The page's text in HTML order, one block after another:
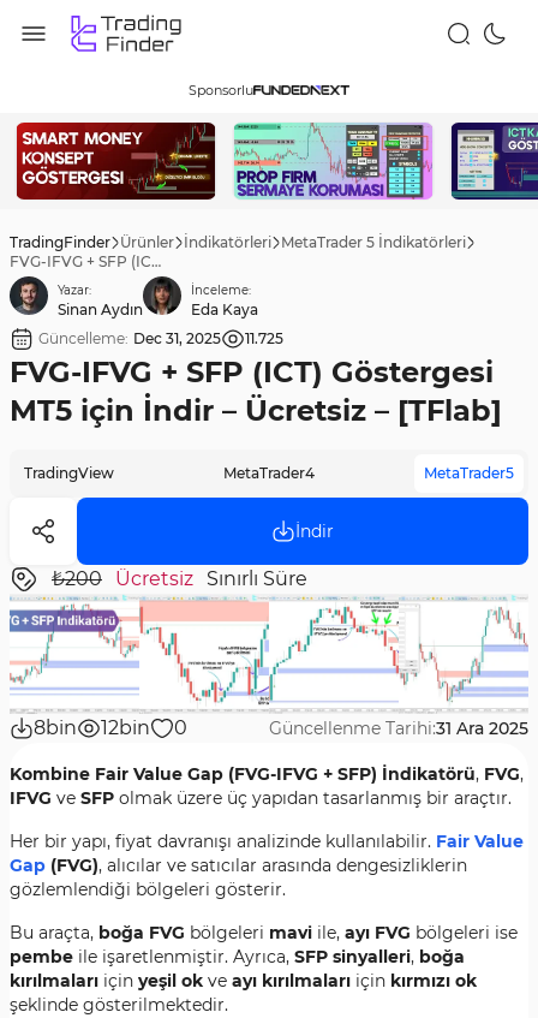
Sponsorlu
TradingFinder Ürünler İndikatörleri MetaTrader 5 İndikatörleri
FVG-IFVG + SFP (ICT) Göstergesi MT5 için İndir – Ücretsiz – [TFlab]
Yazar:
Sinan Aydın
İnceleme:
Eda Kaya
Güncelleme: Dec 31, 2025 11.725
FVG-IFVG + SFP (ICT) Göstergesi
MT5 için İndir – Ücretsiz – [TFlab]
TradingView MetaTrader4 MetaTrader5
İndir
₺200 Ücretsiz Sınırlı Süre
8bin 12bin 0 Güncellenme Tarihi:31 Ara 2025
Kombine Fair Value Gap (FVG-IFVG + SFP) İndikatörü, FVG,
IFVG ve SFP olmak üzere üç yapıdan tasarlanmış bir araçtır.
Her bir yapı, fiyat davranışı analizinde kullanılabilir. Fair Value
Gap (FVG), alıcılar ve satıcılar arasında dengesizliklerin
gözlemlendiği bölgeleri gösterir.
Bu araçta, boğa FVG bölgeleri mavi ile, ayı FVG bölgeleri ise
pembe ile işaretlenmiştir. Ayrıca, SFP sinyalleri, boğa
kırılmaları için yeşil ok ve ayı kırılmaları için kırmızı ok
şeklinde gösterilmektedir.